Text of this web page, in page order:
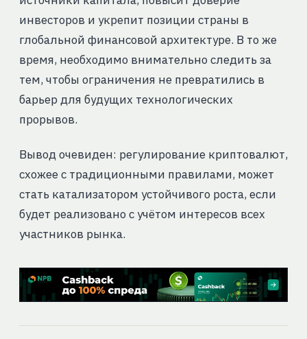
инвесторов и укрепит позиции страны в
глобальной финансовой архитектуре. В то же
время, необходимо внимательно следить за
тем, чтобы ограничения не превратились в
барьер для будущих технологических
прорывов.
Вывод очевиден: регулирование криптовалют,
схожее с традиционными правилами, может
стать катализатором устойчивого роста, если
будет реализовано с учётом интересов всех
участников рынка.